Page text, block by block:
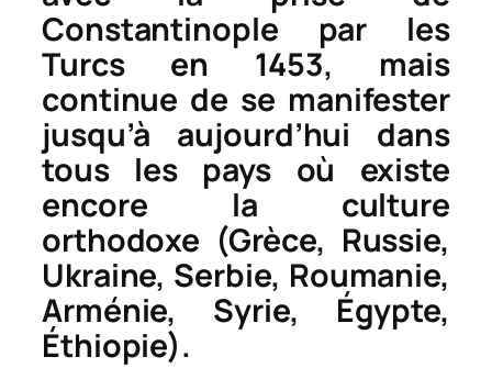
Constantinople par les
Turcs en 1453, mais
continue de se manifester
jusqu’à aujourd’hui dans
tous les pays où existe
encore la culture
orthodoxe (Grèce, Russie,
Ukraine, Serbie, Roumanie,
Arménie, Syrie, Égypte,
Éthiopie).